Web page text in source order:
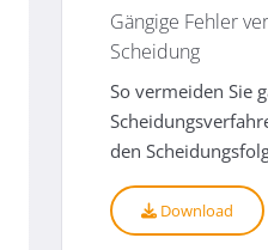
Gängige Fehler
Scheidung
So vermeiden Sie
den
Download